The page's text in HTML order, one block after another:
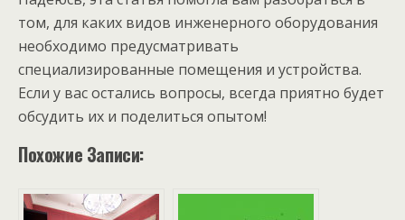
том, для каких видов инженерного оборудования
необходимо предусматривать
специализированные помещения и устройства.
Если у вас остались вопросы, всегда приятно будет
обсудить их и поделиться опытом!
Похожие Записи: